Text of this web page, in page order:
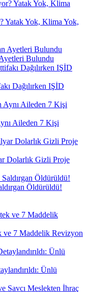
Yatak Yok, Klima Yok,
Bulundu
Dağılırken IŞİD
Aileden 7 Kişi
Dolarlık Gizli Proje
Öldürüldü!
ve 7 Maddelik Revizyon
Ünlü